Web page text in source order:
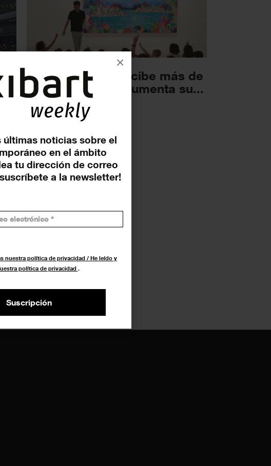
últimas noticias sobre el
en el ámbito
tu dirección de correo
a la newsletter!
nuestra política de privacidad / He leído y
política de privacidad .
Suscripción
×
El CAC Málaga recibe más de
112.000 visitas y aumenta su...
NOTICIAS 3 ENERO 2023